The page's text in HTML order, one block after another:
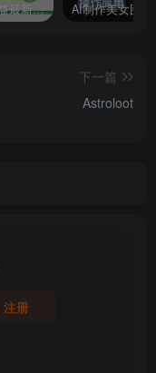
多多视频撸收益最新玩法，高收益技术，单日变现2000+，附赠全套技术资料
下一篇
Astroloot
注册